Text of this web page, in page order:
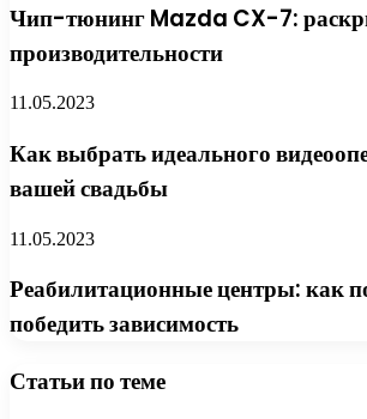
Чип-тюнинг Mazda CX-7:
производительности
11.05.2023
Как выбрать идеального
вашей свадьбы
11.05.2023
Реабилитационные центры: как
победить зависимость
Статьи по теме